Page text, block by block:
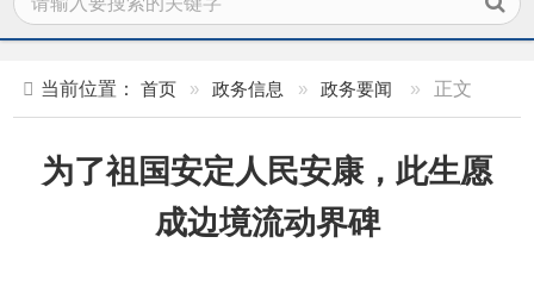
当前位置： 首页 » 政务信息 » 政务要闻 » 正文
为了祖国安定人民安康，此生愿
成边境流动界碑
发
2026-05-